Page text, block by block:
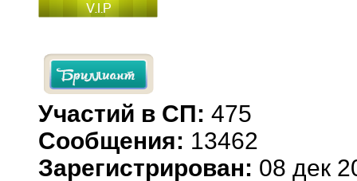
Участий в СП: 475
Сообщения: 13462
Зарегистрирован: 08 дек